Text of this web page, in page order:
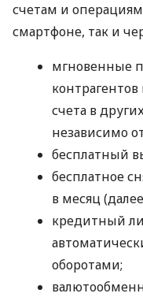
счетам и
смартфоне, так и
мгновенные
счета в
независимо
бесплатный
бесплатное
в месяц
кредитный
оборотами;